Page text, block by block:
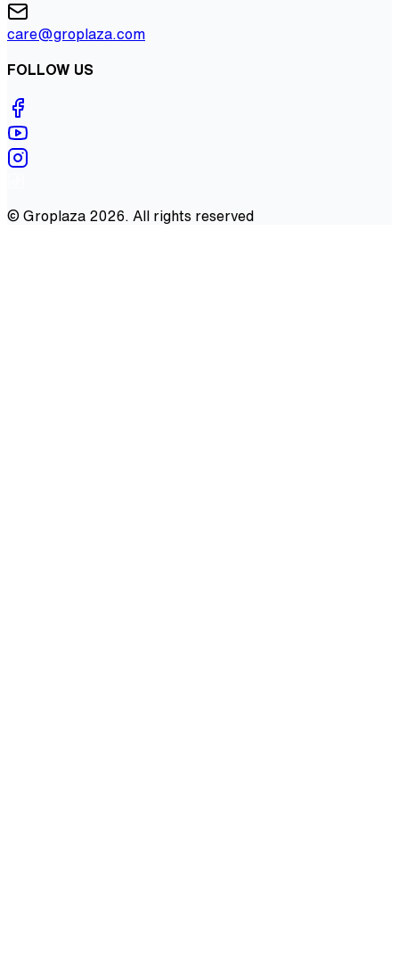
care@groplaza.com
FOLLOW US
© Groplaza 2026. All rights reserved